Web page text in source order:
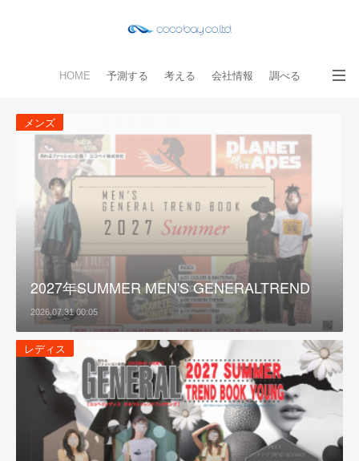
HOME 予測する 考える 会社情報 調べる
教える
メンズ
2027年SUMMER MEN'S GENERALTREND
2026.07.31 00:05
レディス